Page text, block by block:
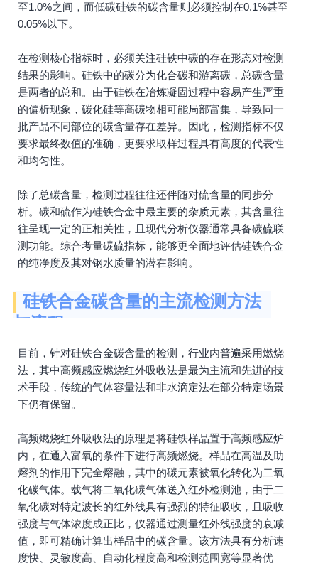
至1.0%之间，而低碳硅铁的碳含量则必须控制在0.1%甚至
0.05%以下。
在检测核心指标时，必须关注硅铁中碳的存在形态对检测
结果的影响。硅铁中的碳分为化合碳和游离碳，总碳含量
是两者的总和。由于硅铁在冶炼凝固过程中容易产生严重
的偏析现象，碳化硅等高碳物相可能局部富集，导致同一
批产品不同部位的碳含量存在差异。因此，检测指标不仅
要求最终数值的准确，更要求取样过程具有高度的代表性
和均匀性。
除了总碳含量，检测过程往往还伴随对硫含量的同步分
析。碳和硫作为硅铁合金中最主要的杂质元素，其含量往
往呈现一定的正相关性，且现代分析仪器通常具备碳硫联
测功能。综合考量碳硫指标，能够更全面地评估硅铁合金
的纯净度及其对钢水质量的潜在影响。
硅铁合金碳含量的主流检测方法
与流程
目前，针对硅铁合金碳含量的检测，行业内普遍采用燃烧
法，其中高频感应燃烧红外吸收法是最为主流和先进的技
术手段，传统的气体容量法和非水滴定法在部分特定场景
下仍有保留。
高频燃烧红外吸收法的原理是将硅铁样品置于高频感应炉
内，在通入富氧的条件下进行高频燃烧。样品在高温及助
熔剂的作用下完全熔融，其中的碳元素被氧化转化为二氧
化碳气体。载气将二氧化碳气体送入红外检测池，由于二
氧化碳对特定波长的红外线具有强烈的特征吸收，且吸收
强度与气体浓度成正比，仪器通过测量红外线强度的衰减
值，即可精确计算出样品中的碳含量。该方法具有分析速
度快、灵敏度高、自动化程度高和检测范围宽等显著优